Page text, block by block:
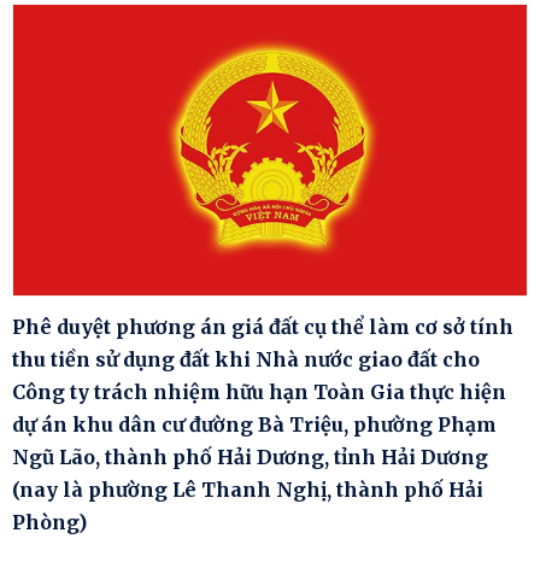
Phê duyệt phương án giá đất cụ thể làm cơ sở tính
thu tiền sử dụng đất khi Nhà nước giao đất cho
Công ty trách nhiệm hữu hạn Toàn Gia thực hiện
dự án khu dân cư đường Bà Triệu, phường Phạm
Ngũ Lão, thành phố Hải Dương, tỉnh Hải Dương
(nay là phường Lê Thanh Nghị, thành phố Hải
Phòng)